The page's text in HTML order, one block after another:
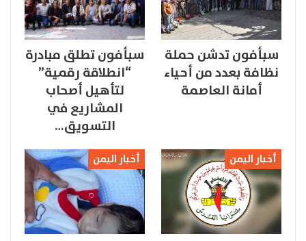
سبأفون تدشن حملة
نظافة بعدد من أحياء
أمانة العاصمة
سبأفون تطلق مبادرة
“انطلاقة رقمية”
لتأهيل أصحاب
المشاريع في
التسويق…
أخبار اليمن أخبار اليمن